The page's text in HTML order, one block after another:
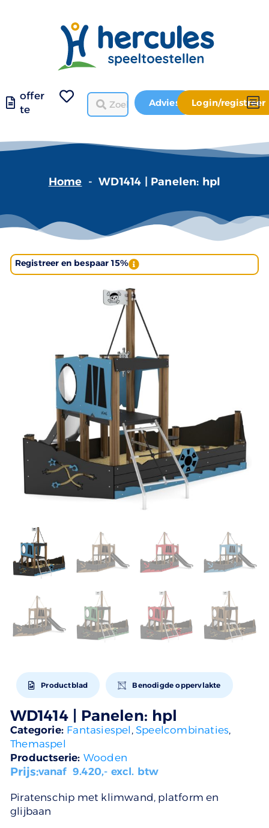
offer
te
Advies Login/registreer
Home - WD1414 | Panelen: hpl
Registreer en bespaar 15%
Productblad Benodigde oppervlakte
WD1414 | Panelen: hpl
Categorie: Fantasiespel , Speelcombinaties,
Themaspel
Productserie: Wooden
Prijs:vanaf 9.420,- excl. btw
Piratenschip met klimwand, platform en
glijbaan